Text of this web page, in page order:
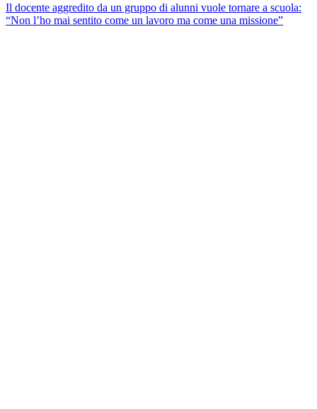
Il docente aggredito da un gruppo di alunni vuole tornare a scuola:
“Non l’ho mai sentito come un lavoro ma come una missione”